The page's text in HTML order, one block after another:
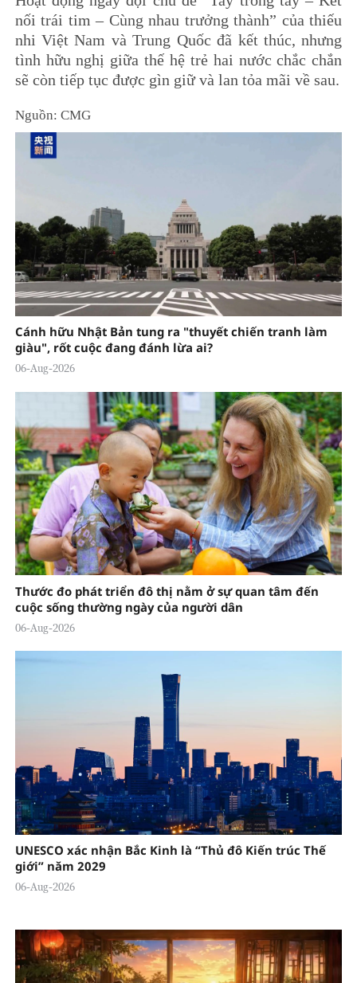
nối trái tim – Cùng nhau trưởng thành” của thiếu
nhi Việt Nam và Trung Quốc đã kết thúc, nhưng
tình hữu nghị giữa thế hệ trẻ hai nước chắc chắn
sẽ còn tiếp tục được gìn giữ và lan tỏa mãi về sau.
Nguồn: CMG
Cánh hữu Nhật Bản tung ra "thuyết chiến tranh làm
giàu", rốt cuộc đang đánh lừa ai?
06-Aug-2026
Thước đo phát triển đô thị nằm ở sự quan tâm đến
cuộc sống thường ngày của người dân
06-Aug-2026
UNESCO xác nhận Bắc Kinh là “Thủ đô Kiến trúc Thế
giới” năm 2029
06-Aug-2026